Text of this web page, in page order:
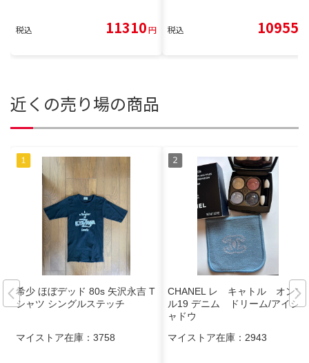
税込 11310円 税込 10955
近くの売り場の商品
希少 ほぼデッド 80s 矢沢永吉 T
シャツ シングルステッチ
マイストア在庫： 3758
CHANEL レ キャトル オンブ
ル19 デニム ドリーム/アイシ
ャドウ
マイストア在庫： 2943